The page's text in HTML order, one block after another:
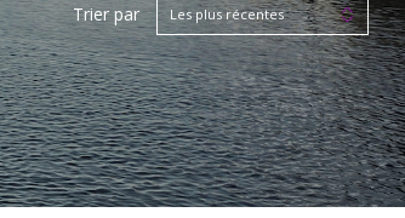
Trier par Les plus récentes